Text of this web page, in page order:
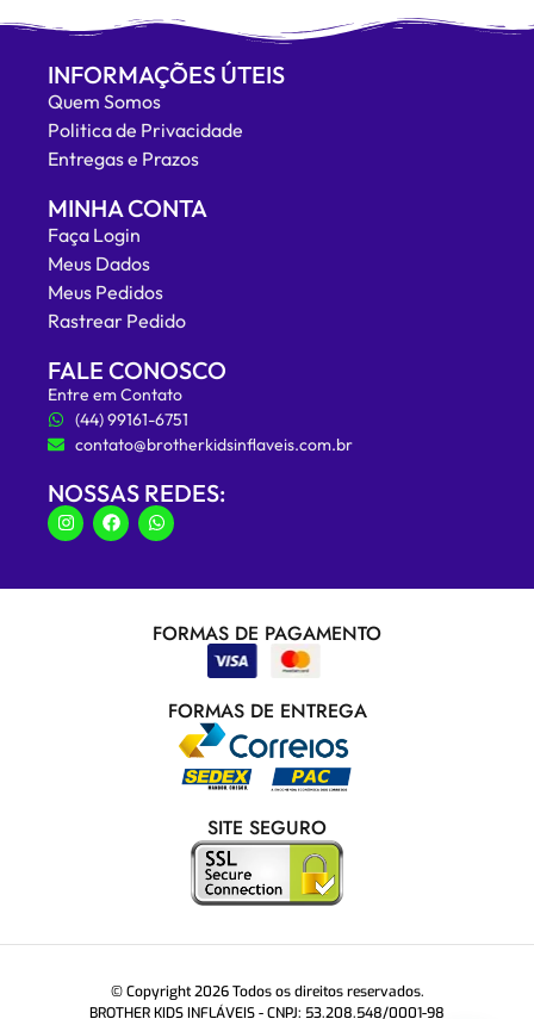
INFORMAÇÕES ÚTEIS
Quem Somos
Politica de Privacidade
Entregas e Prazos
MINHA CONTA
Faça Login
Meus Dados
Meus Pedidos
Rastrear Pedido
FALE CONOSCO
Entre em Contato
(44) 99161-6751
contato@brotherkidsinflaveis.com.br
NOSSAS REDES:
FORMAS DE PAGAMENTO
FORMAS DE ENTREGA
SITE SEGURO
© Copyright 2026 Todos os direitos reservados.
BROTHER KIDS INFLÁVEIS - CNPJ: 53.208.548/0001-98